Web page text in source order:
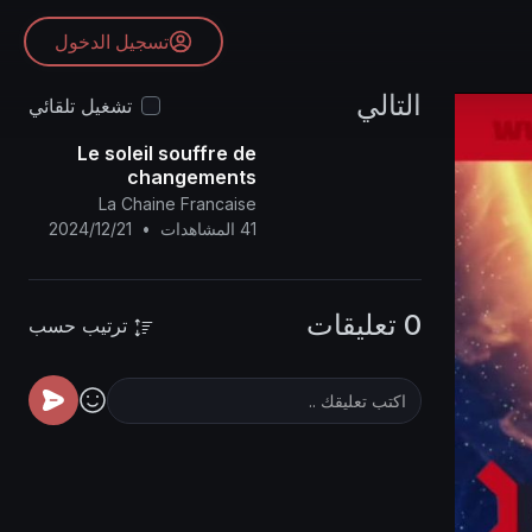
تسجيل الدخول
التالي
تشغيل تلقائي
Le soleil souffre de
changements
climatiques en raison
de la chaleur de la
La Chaine Francaise
41 المشاهدات
•
2024/12/21
0 تعليقات ترتيب حسب